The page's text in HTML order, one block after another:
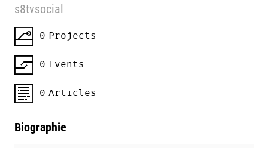
s8tvsocial
0 Projects
0 Events
0 Articles
Biographie